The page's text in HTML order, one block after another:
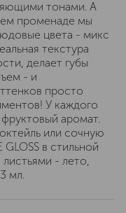
тонами. А
променаде мы
цвета - микс
текстура
делает губы
- и
просто
У каждого
аромат.
или сочную
в стильной
- лето,
мл.